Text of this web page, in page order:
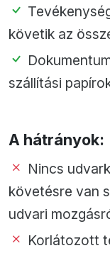
követik az
szállítási
A hátrányok:
Nincs
követésre van
udvari
Korlátozott